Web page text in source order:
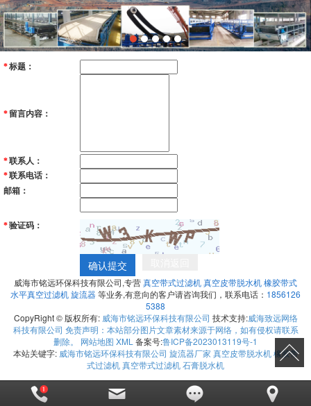
*标题：
* 留言内容：
*联系人：
*联系电话：
邮箱：
*验证码：
确认提交
威海市铭远环保科技有限公司,专营真空带式过滤机真空皮带脱水机橡胶带式
水平真空过滤机旋流器等业务,有意向的客户请咨询我们，联系电话： 1856126
5388
CopyRight © 版权所有: 威海市铭远环保科技有限公司 技术支持:威海致远网络
科技有限公司 免责声明：本站部分图片文章素材来源于网络，如有侵权请联系
删除。
网站地图 XML 备案号:鲁ICP备2023013119号-1
本站关键字: 威海市铭远环保科技有限公司 旋流器厂家 真空皮带脱水机 橡胶带
式过滤机真空带式过滤机石膏脱水机